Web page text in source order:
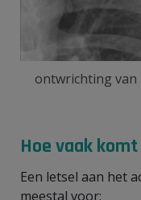
ontwrichting van
Hoe vaak
Een letsel aan het
meestal voor: